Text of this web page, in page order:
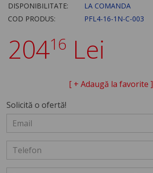
DISPONIBILITATE:
LA COMANDA
COD PRODUS:
PFL4-16-1N-C-003
20416 Lei
[ + Adaugă la favorite ]
Solicită o ofertă!